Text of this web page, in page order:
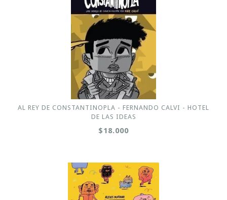
AL REY DE CONSTANTINOPLA - FERNANDO CALVI - HOTEL
DE LAS IDEAS
$18.000